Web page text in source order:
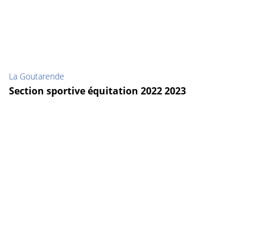
La Goutarende
Section sportive équitation 2022 2023